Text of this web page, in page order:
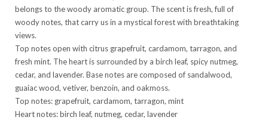
belongs to the woody aromatic group. The scent is fresh, full of
woody notes, that carry us in a mystical forest with breathtaking
views.
Top notes open with citrus grapefruit, cardamom, tarragon, and
fresh mint. The heart is surrounded by a birch leaf, spicy nutmeg,
cedar, and lavender. Base notes are composed of sandalwood,
guaiac wood, vetiver, benzoin, and oakmoss.
Top notes: grapefruit, cardamom, tarragon, mint
Heart notes: birch leaf, nutmeg, cedar, lavender